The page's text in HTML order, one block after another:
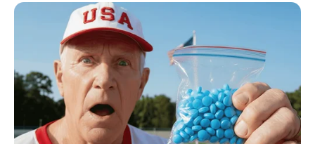
9 ความเชื่อ เกี่ยวกับ ฤกษ์แต่งงาน
ไม่ใช่แค่ดูวันมงคลแล้วจะดีนะ!